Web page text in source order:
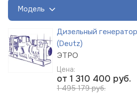
Модель
Дизельный
(Deutz)
ЭТРО
Цена:
от 1 310 400 руб.
1 495 179 руб.